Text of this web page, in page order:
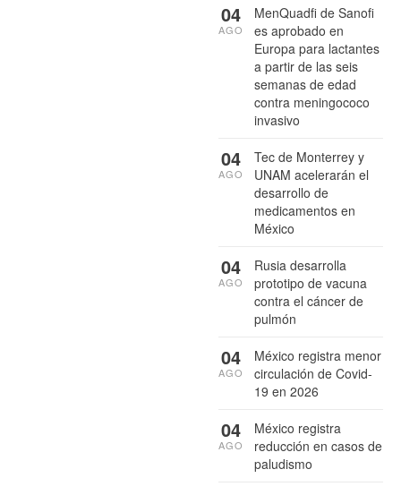
MenQuadfi de Sanofi
es aprobado en
Europa para lactantes
a partir de las seis
semanas de edad
contra meningococo
invasivo
04
AGO
Tec de Monterrey y
UNAM acelerarán el
desarrollo de
medicamentos en
México
04
AGO
Rusia desarrolla
prototipo de vacuna
contra el cáncer de
pulmón
04
AGO
México registra menor
circulación de Covid-
19 en 2026
04
AGO
México registra
reducción en casos de
paludismo
04
AGO